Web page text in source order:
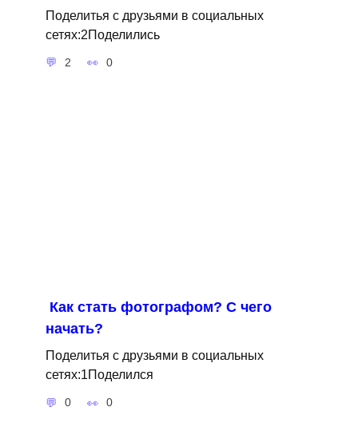
Поделитья с друзьями в социальных
сетях:2Поделились
2 0
Как стать фотографом? С чего
начать?
Поделитья с друзьями в социальных
сетях:1Поделился
0 0